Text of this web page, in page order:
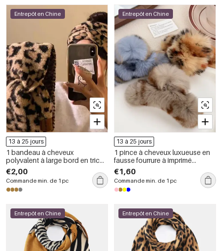
Entrepôt en Chine
13 à 25 jours
1 bandeau à cheveux
polyvalent à large bord en tricot
imprimé léopard pour femme
€2,00
Commande min. de 1 pc
Entrepôt en Chine
13 à 25 jours
1 pince à cheveux luxueuse en
fausse fourrure à imprimé
léopard pour femme
€1,60
Commande min. de 1 pc
Entrepôt en Chine Entrepôt en Chine